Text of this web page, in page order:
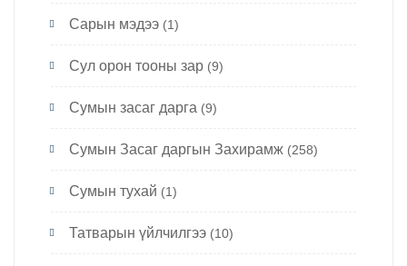
Сарын мэдээ (1)
Сул орон тооны зар (9)
Сумын засаг дарга (9)
Сумын Засаг даргын Захирамж (258)
Сумын тухай (1)
Татварын үйлчилгээ (10)